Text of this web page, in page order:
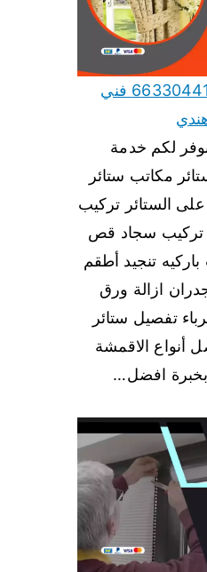
تركيب ستائر السالمي 66330441 فني
لكم خدمة
مكاتب ستائر
الستائر تركيب
تركيب سجاد قص
تنجيد أطقم
ازالة ورق
تفصيل ستائر
أنواع الاقمشة
بخبرة افضل…